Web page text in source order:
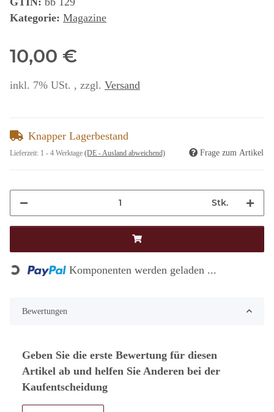
Kategorie: Magazine
10,00 €
inkl. 7% USt. , zzgl. Versand
Knapper Lagerbestand
Lieferzeit: 1 - 4 Werktage (DE - Ausland abweichend) Frage zum Artikel
Stk.
Loading... Komponenten werden geladen ...
Bewertungen
Geben Sie die erste Bewertung für diesen
Artikel ab und helfen Sie Anderen bei der
Kaufentscheidung